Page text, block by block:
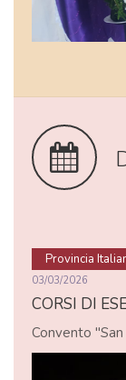
Provincia
03/03/2026
CORSI DI
Convento